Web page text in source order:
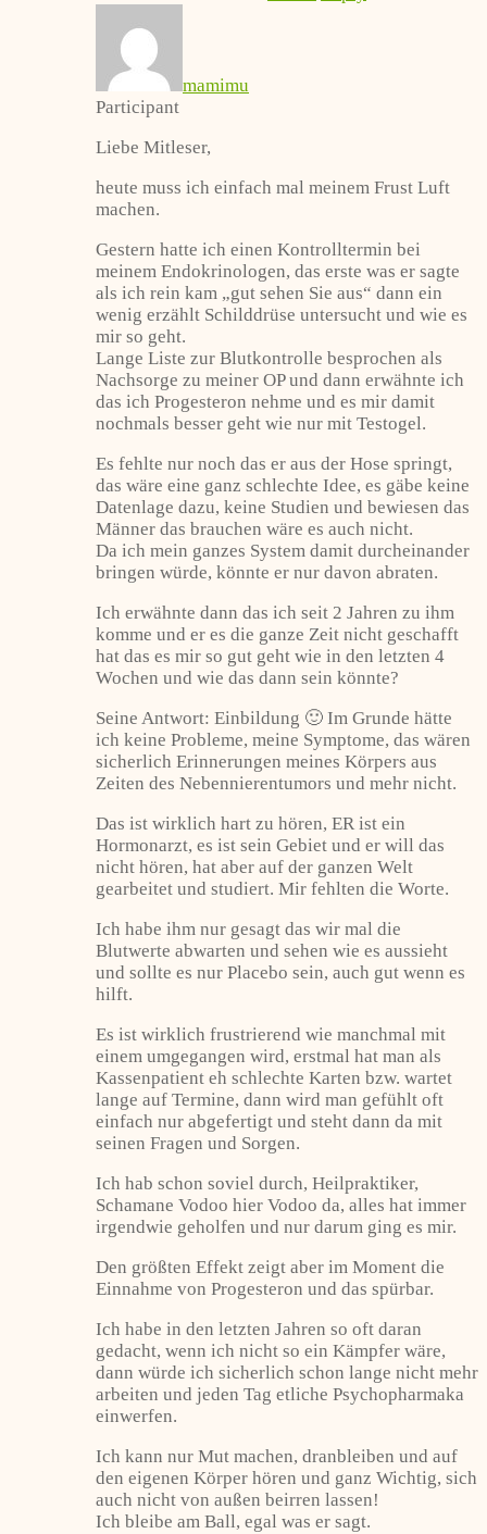
mamimu
Participant
Liebe Mitleser,
heute muss ich einfach mal meinem Frust Luft
machen.
Gestern hatte ich einen Kontrolltermin bei
meinem Endokrinologen, das erste was er sagte
als ich rein kam „gut sehen Sie aus“ dann ein
wenig erzählt Schilddrüse untersucht und wie es
mir so geht.
Lange Liste zur Blutkontrolle besprochen als
Nachsorge zu meiner OP und dann erwähnte ich
das ich Progesteron nehme und es mir damit
nochmals besser geht wie nur mit Testogel.
Es fehlte nur noch das er aus der Hose springt,
das wäre eine ganz schlechte Idee, es gäbe keine
Datenlage dazu, keine Studien und bewiesen das
Männer das brauchen wäre es auch nicht.
Da ich mein ganzes System damit durcheinander
bringen würde, könnte er nur davon abraten.
Ich erwähnte dann das ich seit 2 Jahren zu ihm
komme und er es die ganze Zeit nicht geschafft
hat das es mir so gut geht wie in den letzten 4
Wochen und wie das dann sein könnte?
Seine Antwort: Einbildung 🙂 Im Grunde hätte
ich keine Probleme, meine Symptome, das wären
sicherlich Erinnerungen meines Körpers aus
Zeiten des Nebennierentumors und mehr nicht.
Das ist wirklich hart zu hören, ER ist ein
Hormonarzt, es ist sein Gebiet und er will das
nicht hören, hat aber auf der ganzen Welt
gearbeitet und studiert. Mir fehlten die Worte.
Ich habe ihm nur gesagt das wir mal die
Blutwerte abwarten und sehen wie es aussieht
und sollte es nur Placebo sein, auch gut wenn es
hilft.
Es ist wirklich frustrierend wie manchmal mit
einem umgegangen wird, erstmal hat man als
Kassenpatient eh schlechte Karten bzw. wartet
lange auf Termine, dann wird man gefühlt oft
einfach nur abgefertigt und steht dann da mit
seinen Fragen und Sorgen.
Ich hab schon soviel durch, Heilpraktiker,
Schamane Vodoo hier Vodoo da, alles hat immer
irgendwie geholfen und nur darum ging es mir.
Den größten Effekt zeigt aber im Moment die
Einnahme von Progesteron und das spürbar.
Ich habe in den letzten Jahren so oft daran
gedacht, wenn ich nicht so ein Kämpfer wäre,
dann würde ich sicherlich schon lange nicht mehr
arbeiten und jeden Tag etliche Psychopharmaka
einwerfen.
Ich kann nur Mut machen, dranbleiben und auf
den eigenen Körper hören und ganz Wichtig, sich
auch nicht von außen beirren lassen!
Ich bleibe am Ball, egal was er sagt.